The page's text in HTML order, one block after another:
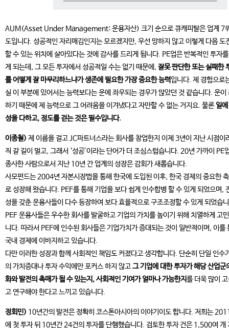
AUM(Asset Under Management: 운용자산) 크기 순으로 큐캐피탈은 업계 7
도입니다. 성공적인 자리매김인지는 모르겠지만, 우선 망하지 않고 이렇게 다음 도
할 수 있는 위치에 살아있다는 것에 감사를 드리게 됩니다. PE업은 반복적인 투자
게 되는데, 그 모든 투자에서 성공적일 수는 없기 때문에, 잘못 판단한 또는 실패한
를 어떻게 잘 마무리하느냐가 생존에 필요한 가장 중요한 능력입니다. 제 경험으로
실 이 부분에 있어서는 능력보다는 운에 좌우되는 경우가 많았던 것 같습니다. 운이
하기 때문에 제 능력으로 그 어려움을 이겨냈다고 자만할 수 없는 거지요. 물론일
성을 다하고, 정도를 걷는 것은 필수입니다.
이종철) 제 이름을 걸고 JC파트너스라는 회사를 창업한지 이제 3년이 지난 시점이
직 갈 길이 멀고, 그래서 ‘성공’이라는 단어가 더 조심스럽습니다. 20년 가까이 PE
종사한 사람으로서 지난 10년 간 업계의 성장은 감회가 새롭습니다.
사모펀드는 2004년 자본시장법을 통해 한국에 도입된 이후, 한국 경제의 중요한
로 성장해 왔습니다. PEF를 통해 기업을 보다 쉽게 인수합병 할 수 있게 되었으며,
성을 갖춘 운용사들이 다수 등장하여 보다 효율적으로 구조조정할 수 있게 되었습
PEF 운용사들은 우수한 회사를 발굴하고 기업의 가치를 높이기 위해 치열하게 고
니다. 따라서 PEF에 인수된 회사들은 기업가치가 증대되는 것이 일반적이며, 이를
국내 경제에 이바지하고 있습니다.
다만 이러한 성장과 함께 사회적인 책임도 커졌다고 생각합니다. 단순히 단일 인수
의 가치증대나 투자 수익에만 포커스 하지 않고그 기업에 대한 투자가 해당 산업군
화와 발전의 촉매가 될 수 있는지, 사회적인 기여가 얼마나 가능한지를 더욱 많이
고 연구해야 한다고 느끼고 있습니다.
정회민) 10년간의 발전은 정확히 코스톤아시아의 이야기이도 합니다. 저희는
에 첫 투자 뒤 10년간 24건의 투자를 단행했습니다. 검토한 투자 건은 1,500여 개